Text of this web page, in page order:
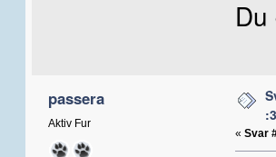
passera
Aktiv Fur
:3
« Svar